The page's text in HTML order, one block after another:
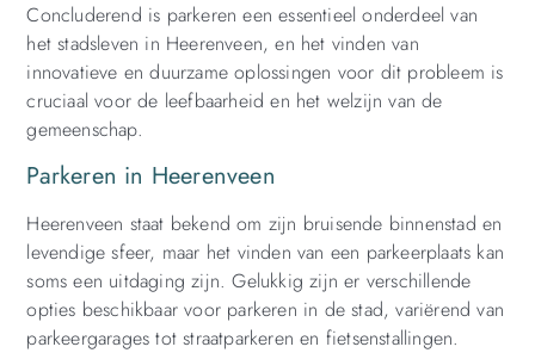
Concluderend is parkeren een essentieel onderdeel van
het stadsleven in Heerenveen, en het vinden van
innovatieve en duurzame oplossingen voor dit probleem is
cruciaal voor de leefbaarheid en het welzijn van de
gemeenschap.
Parkeren in Heerenveen
Heerenveen staat bekend om zijn bruisende binnenstad en
levendige sfeer, maar het vinden van een parkeerplaats kan
soms een uitdaging zijn. Gelukkig zijn er verschillende
opties beschikbaar voor parkeren in de stad, variërend van
parkeergarages tot straatparkeren en fietsenstallingen.